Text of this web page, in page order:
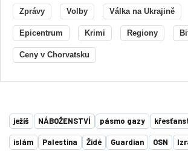
Zprávy Volby Válka na Ukrajině
Epicentrum Krimi Regiony
Ceny v Chorvatsku
ježíš NÁBOŽENSTVÍ pásmo gazy
islám Palestina Židé Guardian OSN